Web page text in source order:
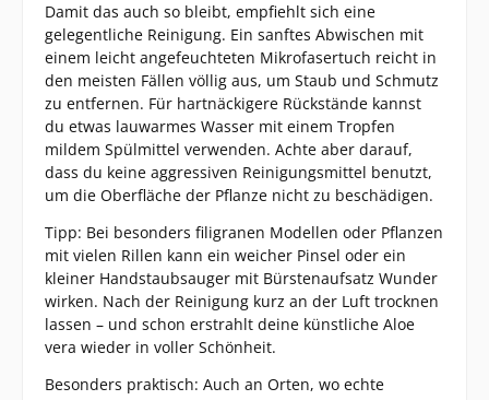
Damit das auch so bleibt, empfiehlt sich eine
gelegentliche Reinigung. Ein sanftes Abwischen mit
einem leicht angefeuchteten Mikrofasertuch reicht in
den meisten Fällen völlig aus, um Staub und Schmutz
zu entfernen. Für hartnäckigere Rückstände kannst
du etwas lauwarmes Wasser mit einem Tropfen
mildem Spülmittel verwenden. Achte aber darauf,
dass du keine aggressiven Reinigungsmittel benutzt,
um die Oberfläche der Pflanze nicht zu beschädigen.
Tipp: Bei besonders filigranen Modellen oder Pflanzen
mit vielen Rillen kann ein weicher Pinsel oder ein
kleiner Handstaubsauger mit Bürstenaufsatz Wunder
wirken. Nach der Reinigung kurz an der Luft trocknen
lassen – und schon erstrahlt deine künstliche Aloe
vera wieder in voller Schönheit.
Besonders praktisch: Auch an Orten, wo echte